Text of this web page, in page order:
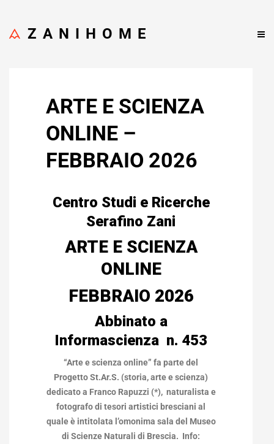
ZANIHOME
ARTE E SCIENZA
ONLINE –
FEBBRAIO 2026
Centro Studi e Ricerche
Serafino Zani
ARTE E SCIENZA
ONLINE
FEBBRAIO 2026
Abbinato a
Informascienza n. 453
“Arte e scienza online” fa parte del
Progetto St.Ar.S. (storia, arte e scienza)
dedicato a Franco Rapuzzi (*), naturalista e
fotografo di tesori artistici bresciani al
quale è intitolata l’omonima sala del Museo
di Scienze Naturali di Brescia. Info: